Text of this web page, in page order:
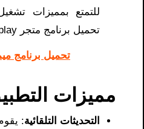
للتمتع بمميزات
تحميل برنامج متجر google play​.
تحميل برنامج
مميزات
التحديثات التلقائية: